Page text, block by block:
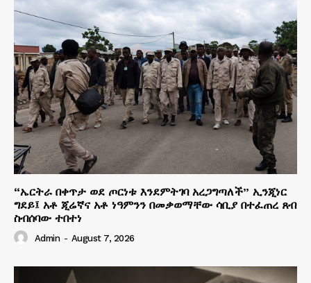
“ኤርትራ በቀጥታ ወደ ጦርነቱ እንደምትገባ አረጋግጣለች” ኢንጂነር
ግደይ፤ አቶ ጂሬኛና አቶ ነዓምንን በመቃወማቸው ሳቢያ በተፈጠረ ጸብ
ስብሰባው ተበተነ
Admin - August 7, 2026